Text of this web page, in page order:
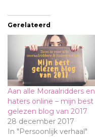
Gerelateerd
Aan alle Moraalridders en
haters online – mijn best
gelezen blog van 2017
28 december 2017
In "Persoonlijk verhaal"